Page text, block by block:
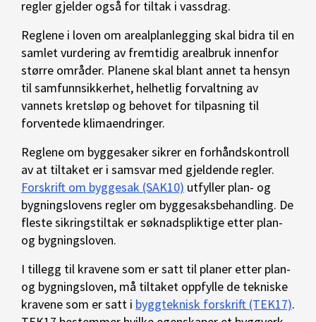
regler gjelder også for tiltak i vassdrag.
Reglene i loven om arealplanlegging skal bidra til en
samlet vurdering av fremtidig arealbruk innenfor
større områder. Planene skal blant annet ta hensyn
til samfunnsikkerhet, helhetlig forvaltning av
vannets kretsløp og behovet for tilpasning til
forventede klimaendringer.
Reglene om byggesaker sikrer en forhåndskontroll
av at tiltaket er i samsvar med gjeldende regler.
Forskrift om byggesak (SAK10) utfyller plan- og
bygningslovens regler om byggesaksbehandling. De
fleste sikringstiltak er søknadspliktige etter plan-
og bygningsloven.
I tillegg til kravene som er satt til planer etter plan-
og bygningsloven, må tiltaket oppfylle de tekniske
kravene som er satt i byggteknisk forskrift (TEK17).